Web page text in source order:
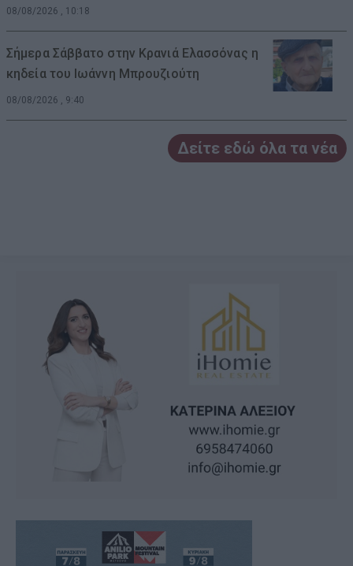
08/08/2026 , 10:18
Σήμερα Σάββατο στην Κρανιά Ελασσόνας η
κηδεία του Ιωάννη Μπρουζιούτη
08/08/2026 , 9:40
Δείτε εδώ όλα τα νέα